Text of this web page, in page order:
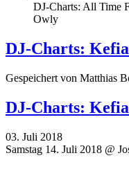
DJ-Charts: All Time
Owly
DJ-Charts:
Gespeichert von Matthias
DJ-Charts:
03. Juli 2018
Samstag 14. Juli 2018 @